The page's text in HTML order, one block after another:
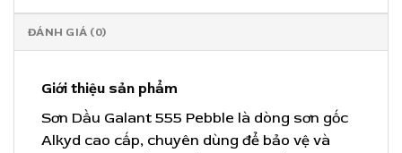
ĐÁNH GIÁ (0)
Giới thiệu sản phẩm
Sơn Dầu Galant 555 Pebble là dòng sơn gốc
Alkyd cao cấp, chuyên dùng để bảo vệ và